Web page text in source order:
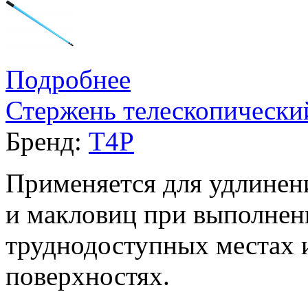
Подробнее
Стержень
Бренд: T4P
Применяется для
и макловиц при
труднодоступных
поверхностях.